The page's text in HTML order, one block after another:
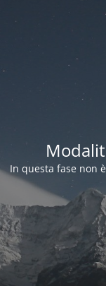
In questa fase non